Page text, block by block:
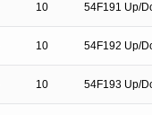
10 54F191 Up/
10 54F192 Up/
10 54F193 Up/